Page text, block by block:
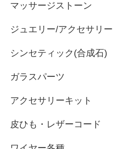
マッサージストーン
ジュエリー/アクセサリー
シンセティック(合成石)
ガラスパーツ
アクセサリーキット
皮ひも・レザーコード